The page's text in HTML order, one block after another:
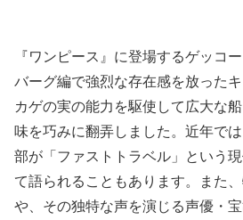
『ワンピース』に登場するゲッコ
バーグ編で強烈な存在感を放った
カゲの実の能力を駆使して広大な
味を巧みに翻弄しました。近年で
部が「ファストトラベル」という
て語られることもあります。また
や、その独特な声を演じる声優・